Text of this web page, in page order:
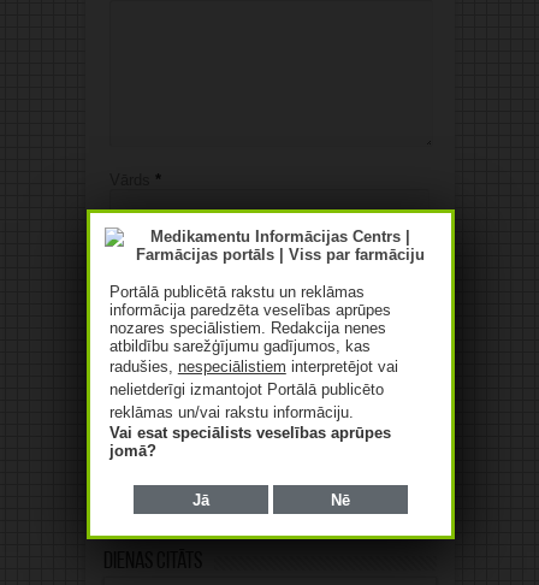
*
E-pasts *
Web
Save my name, email, and website in this
browser for the next time I comment.
Portālā publicētā rakstu un reklāmas
informācija paredzēta veselības aprūpes
nozares speciālistiem. Redakcija nenes
atbildību sarežģījumu gadījumos, kas
radušies, nespeciālistiem interpretējot vai
nelietderīgi izmantojot Portālā publicēto
reklāmas un/vai rakstu informāciju.
Vai esat speciālists veselības aprūpes
jomā?
Jā Nē